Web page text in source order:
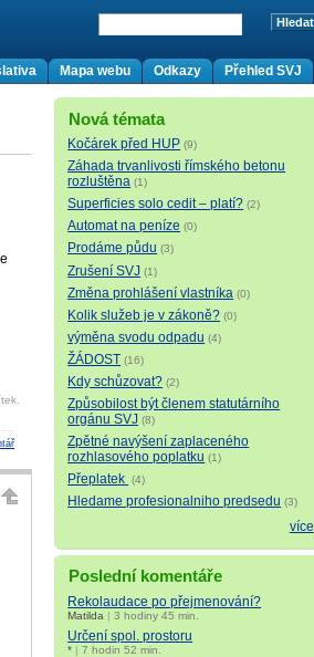
Přehled SVJ
Odkazy
Mapa webu
Nová témata
Kočárek před HUP (9)
Záhada trvanlivosti římského betonu
rozluštěna (1)
Superficies solo cedit – platí? (2)
Automat na peníze (0)
Prodáme půdu (3)
Zrušení SVJ (1)
Změna prohlášení vlastníka (0)
Kolik služeb je v zákoně? (0)
výměna svodu odpadu (4)
ŽÁDOST (16)
Kdy schůzovat? (2)
Způsobilost být členem statutárního
orgánu SVJ (8)
Zpětné navýšení zaplaceného
rozhlasového poplatku (1)
Přeplatek (4)
Hledame profesionalniho predsedu (3)
více
Poslední komentáře
Rekolaudace po přejmenování?
Matilda |3 hodiny 45 min.
Určení spol. prostoru
* |7 hodin 52 min.